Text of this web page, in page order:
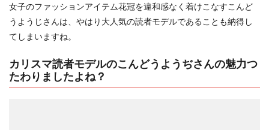
女子のファッションアイテム花冠を違和感なく着けこなすこんど
うようじさんは、やはり大人気の読者モデルであることも納得し
てしまいますね。
カリスマ読者モデルのこんどうようぢさんの魅力つ
たわりましたよね？